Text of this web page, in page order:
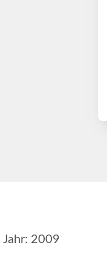
Jahr: 2009